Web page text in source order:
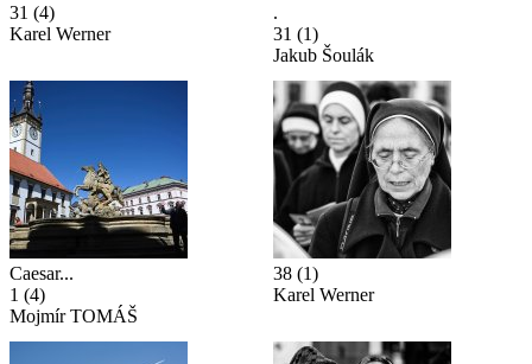
31 (4)
Karel Werner
.
31 (1)
Jakub Šoulák
Caesar...
1 (4)
Mojmír TOMÁŠ
38 (1)
Karel Werner